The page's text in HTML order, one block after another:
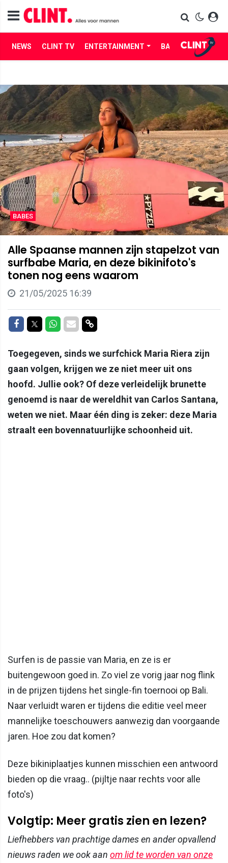
NEWS CLINT TV ENTERTAINMENT BABES LIFE
BABES
Alle Spaanse mannen zijn stapelzot van
surfbabe Maria, en deze bikinifoto's
tonen nog eens waarom
21/05/2025 16:39
Delen op Facebook
Delen op Twitter
Delen op Whatsapp
Delen via Mail
Delen via link
Toegegeven, sinds we surfchick Maria Riera zijn
gaan volgen, krijgen we ze niet meer uit ons
hoofd. Jullie ook? Of deze verleidelijk brunette
genoemd is naar de wereldhit van Carlos Santana,
weten we niet. Maar één ding is zeker: deze Maria
straalt een bovennatuurlijke schoonheid uit.
Surfen is de passie van Maria, en ze is er
buitengewoon goed in. Zo viel ze vorig jaar nog flink
in de prijzen tijdens het single-fin toernooi op Bali.
Naar verluidt waren er tijdens die editie veel meer
mannelijke toeschouwers aanwezig dan voorgaande
jaren. Hoe zou dat komen?
Deze bikiniplaatjes kunnen misschien een antwoord
bieden op die vraag.. (pijltje naar rechts voor alle
foto's)
Volgtip: Meer gratis zien en lezen?
Liefhebbers van prachtige dames en ander opvallend
nieuws raden we ook aan om lid te worden van onze